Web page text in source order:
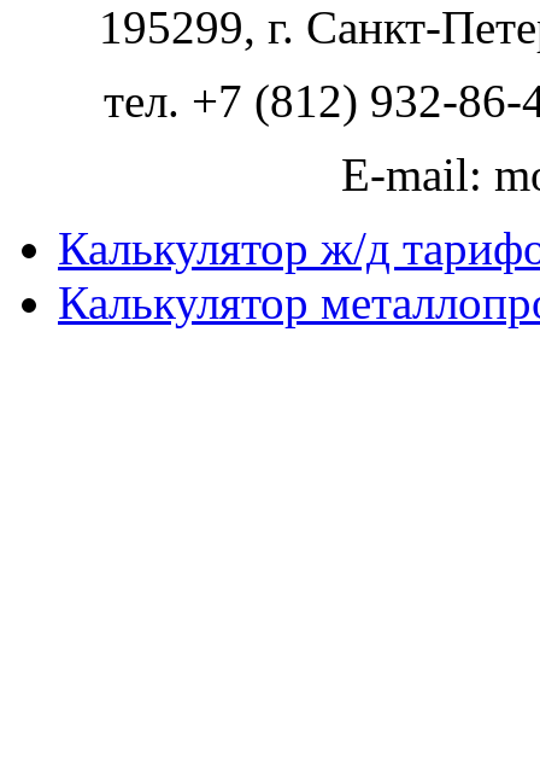
195299, г. Санкт-
тел. +7 (812) 932-
E-mail:
Калькулятор ж/д
Калькулятор